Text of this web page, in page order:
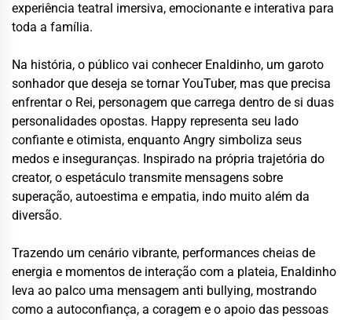
experiência teatral imersiva, emocionante e interativa para
toda a família.
Na história, o público vai conhecer Enaldinho, um garoto
sonhador que deseja se tornar YouTuber, mas que precisa
enfrentar o Rei, personagem que carrega dentro de si duas
personalidades opostas. Happy representa seu lado
confiante e otimista, enquanto Angry simboliza seus
medos e inseguranças. Inspirado na própria trajetória do
creator, o espetáculo transmite mensagens sobre
superação, autoestima e empatia, indo muito além da
diversão.
Trazendo um cenário vibrante, performances cheias de
energia e momentos de interação com a plateia, Enaldinho
leva ao palco uma mensagem anti bullying, mostrando
como a autoconfiança, a coragem e o apoio das pessoas